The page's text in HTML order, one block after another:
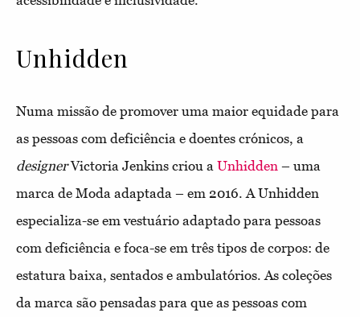
Unhidden
Numa missão de promover uma maior equidade para
as pessoas com deficiência e doentes crónicos, a
designerVictoria Jenkins criou a Unhidden – uma
marca de Moda adaptada – em 2016. A Unhidden
especializa-se em vestuário adaptado para pessoas
com deficiência e foca-se em três tipos de corpos: de
estatura baixa, sentados e ambulatórios. As coleções
da marca são pensadas para que as pessoas com